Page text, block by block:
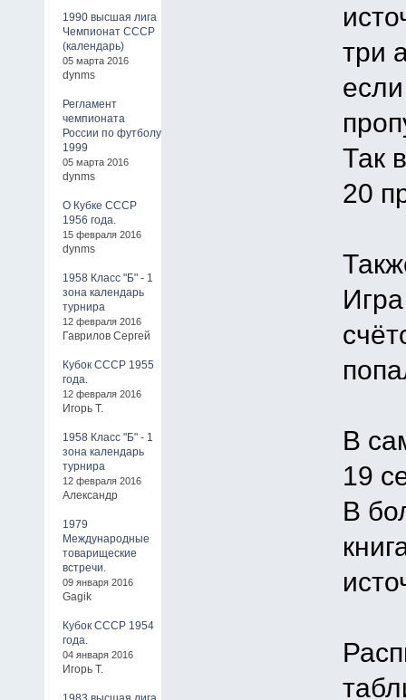
1990 высшая лига
Чемпионат СССР
(календарь)
05 марта 2016
dynms
Регламент
чемпионата
России по футболу
1999
05 марта 2016
dynms
О Кубке СССР
1956 года.
15 февраля 2016
dynms
1958 Класс "Б" - 1
зона календарь
турнира
12 февраля 2016
Гаврилов Сергей
Кубок СССР 1955
года.
12 февраля 2016
Игорь Т.
1958 Класс "Б" - 1
зона календарь
турнира
12 февраля 2016
Александр
1979
Международные
товарищеские
встречи.
09 января 2016
Gagik
Кубок СССР 1954
года.
04 января 2016
Игорь Т.
три
Так
20
В
19
В